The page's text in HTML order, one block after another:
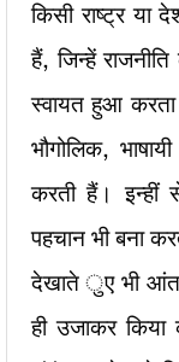
किसी राष्ट्र
हैं, जिन्हें
स्वायत हुआ
भौगोलिक,
करती हैं।
पहचान भी बना
देखाते ुए भी
ही उजाकर